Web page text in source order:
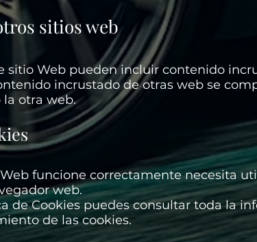
sitios web
sitio Web pueden incluir contenido
incrustado de otras web se
la otra web.
funcione correctamente necesita
web.
de Cookies puedes consultar toda la
de las cookies.